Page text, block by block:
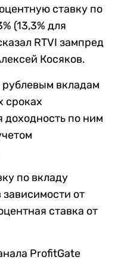
ставку по
(13,3% для
RTVI зампред
Косяков.
вкладам
сроках
по ним
по вкладу
от
ставка от
ProfitGate